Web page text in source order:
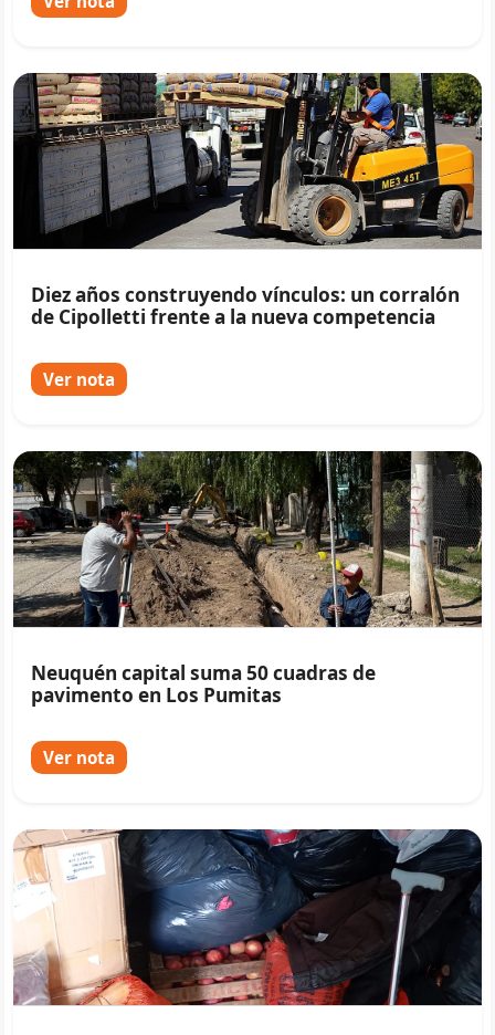
Diez años construyendo vínculos: un corralón
de Cipolletti frente a la nueva competencia
Ver nota
Neuquén capital suma 50 cuadras de
pavimento en Los Pumitas
Ver nota